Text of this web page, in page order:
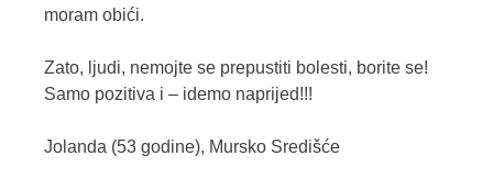
moram obići.
Zato, ljudi, nemojte se prepustiti bolesti, borite se!
Samo pozitiva i – idemo naprijed!!!
Jolanda (53 godine), Mursko Središće